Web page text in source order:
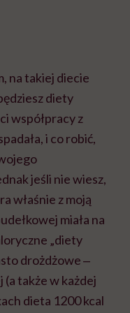
na takiej diecie
diety
współpracy z
i co robić,
jeśli nie wiesz,
właśnie z moją
miała na
„diety
drożdżowe ‒
także w każdej
dieta 1200 kcal